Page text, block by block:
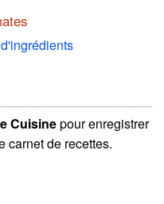
Cuisinepour enregistrer
carnet de recettes.